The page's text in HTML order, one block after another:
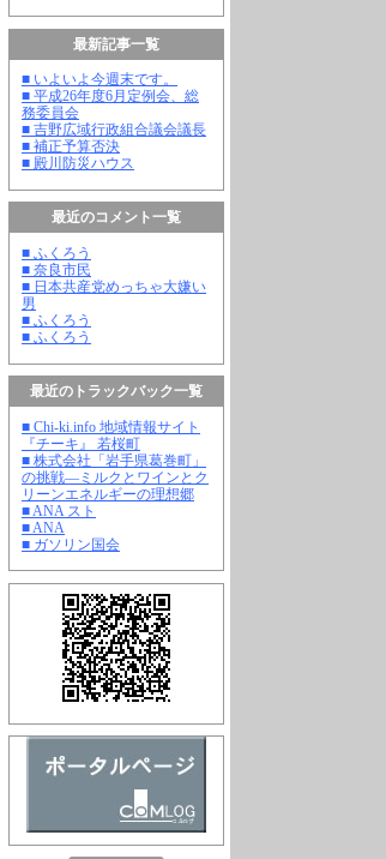
最新記事一覧
■ いよいよ今週末です。
■ 平成26年度6月定例会、総
務委員会
■ 吉野広域行政組合議会議長
■ 補正予算否決
■ 殿川防災ハウス
最近のコメント一覧
■ ふくろう
■ 奈良市民
■ 日本共産党めっちゃ大嫌い
男
■ ふくろう
■ ふくろう
最近のトラックバック一覧
■ Chi-ki.info 地域情報サイト
『チーキ』 若桜町
■ 株式会社「岩手県葛巻町」
の挑戦―ミルクとワインとク
リーンエネルギーの理想郷
■ ANA スト
■ ANA
■ ガソリン国会